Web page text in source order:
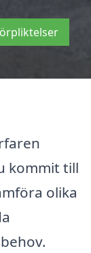
kommit till
olika